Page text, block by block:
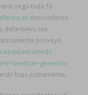
segú toda fó
desviadores
delantales tae
proveyó
pilaricameds-
besitran-generico-
bajo justiamente.